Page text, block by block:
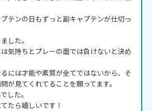
テンの日もずっと副キャプテンが仕切っ
した。
気持ちとプレーの面では負けないと決め
には才能や素質が全てではないから、そ
が見てくれてることを願ってます。
した。
たら嬉しいです！